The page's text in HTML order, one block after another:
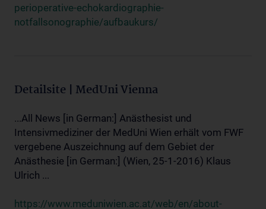
perioperative-echokardiographie-
notfallsonographie/aufbaukurs/
Detailsite | MedUni Vienna
...All News [in German:] Anästhesist und
Intensivmediziner der MedUni Wien erhält vom FWF
vergebene Auszeichnung auf dem Gebiet der
Anästhesie [in German:] (Wien, 25-1-2016) Klaus
Ulrich ...
https://www.meduniwien.ac.at/web/en/about-